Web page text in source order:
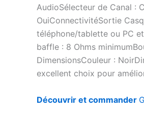
AudioSélecteur de Canal :
OuiConnectivitéSortie
téléphone/tablette ou PC
baffle : 8 Ohms
DimensionsCouleur :
excellent choix pour
Découvrir et commander